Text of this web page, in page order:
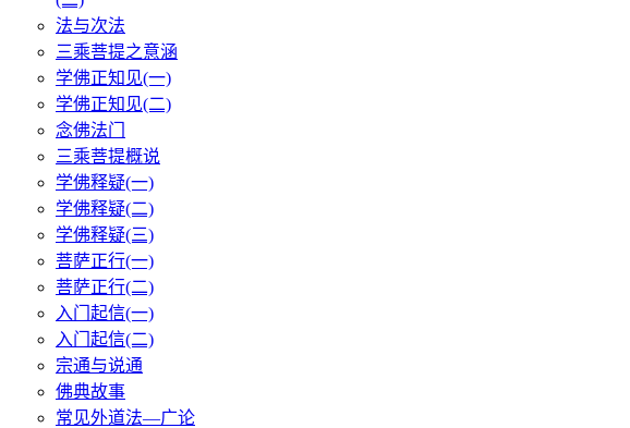
法与次法
三乘菩提之意涵
学佛正知见(一)
学佛正知见(二)
念佛法门
三乘菩提概说
学佛释疑(一)
学佛释疑(二)
学佛释疑(三)
菩萨正行(一)
菩萨正行(二)
入门起信(一)
入门起信(二)
宗通与说通
佛典故事
常见外道法—广论